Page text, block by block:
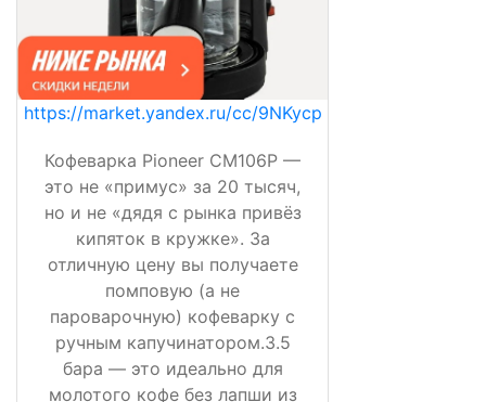
https://market.yandex.ru/cc/9NKycp
Кофеварка Pioneer CM106P —
это не «примус» за 20 тысяч,
но и не «дядя с рынка привёз
кипяток в кружке». За
отличную цену вы получаете
помповую (а не
пароварочную) кофеварку с
ручным капучинатором.3.5
бара — это идеально для
молотого кофе без лапши из